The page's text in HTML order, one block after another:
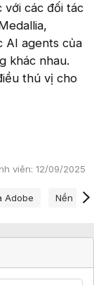
với các đối tác
AI agents của
khác nhau.
thú vị cho
viên: 12/09/2025
Adobe Nền